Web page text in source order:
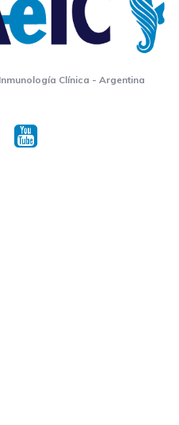
Clínica - Argentina